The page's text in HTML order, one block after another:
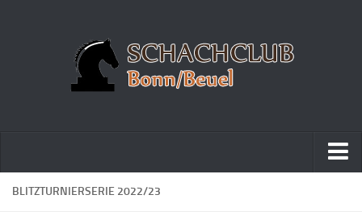
Home
BLITZTURNIERSERIE 2022/23